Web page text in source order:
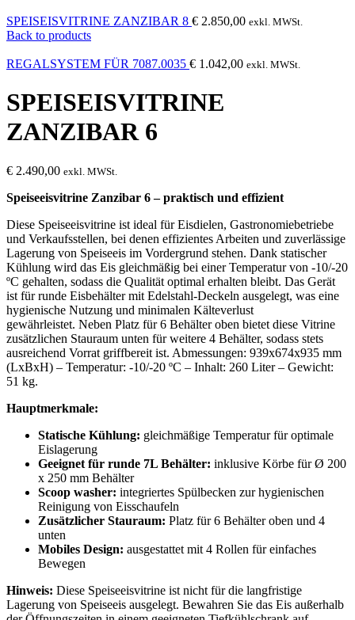
SPEISEISVITRINE ZANZIBAR 8 € 2.850,00 exkl. MWSt.
Back to products
REGALSYSTEM FÜR 7087.0035 € 1.042,00 exkl. MWSt.
SPEISEISVITRINE
ZANZIBAR 6
€ 2.490,00 exkl. MWSt.
Speiseeisvitrine Zanzibar 6 – praktisch und effizient
Diese Speiseeisvitrine ist ideal für Eisdielen, Gastronomiebetriebe
und Verkaufsstellen, bei denen effizientes Arbeiten und zuverlässige
Lagerung von Speiseeis im Vordergrund stehen. Dank statischer
Kühlung wird das Eis gleichmäßig bei einer Temperatur von -10/-20
ºC gehalten, sodass die Qualität optimal erhalten bleibt. Das Gerät
ist für runde Eisbehälter mit Edelstahl-Deckeln ausgelegt, was eine
hygienische Nutzung und minimalen Kälteverlust
gewährleistet. Neben Platz für 6 Behälter oben bietet diese Vitrine
zusätzlichen Stauraum unten für weitere 4 Behälter, sodass stets
ausreichend Vorrat griffbereit ist. Abmessungen: 939x674x935 mm
(LxBxH) – Temperatur: -10/-20 ºC – Inhalt: 260 Liter – Gewicht:
51 kg.
Hauptmerkmale:
Statische Kühlung: gleichmäßige Temperatur für optimale
Eislagerung
Geeignet für runde 7L Behälter: inklusive Körbe für Ø 200
x 250 mm Behälter
Scoop washer: integriertes Spülbecken zur hygienischen
Reinigung von Eisschaufeln
Zusätzlicher Stauraum: Platz für 6 Behälter oben und 4
unten
Mobiles Design: ausgestattet mit 4 Rollen für einfaches
Bewegen
Hinweis: Diese Speiseeisvitrine ist nicht für die langfristige
Lagerung von Speiseeis ausgelegt. Bewahren Sie das Eis außerhalb